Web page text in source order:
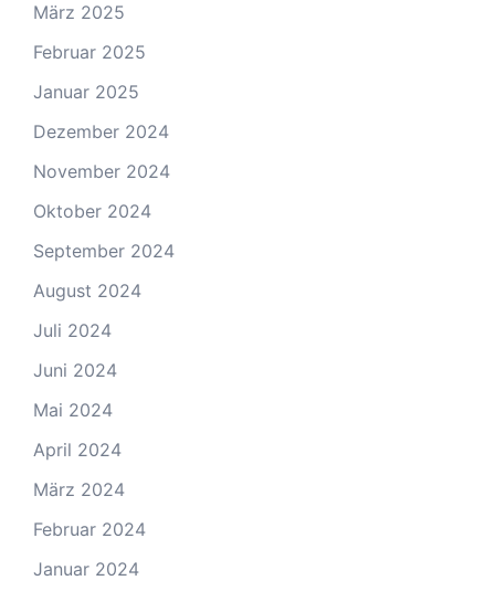
März 2025
Februar 2025
Januar 2025
Dezember 2024
November 2024
Oktober 2024
September 2024
August 2024
Juli 2024
Juni 2024
Mai 2024
April 2024
März 2024
Februar 2024
Januar 2024